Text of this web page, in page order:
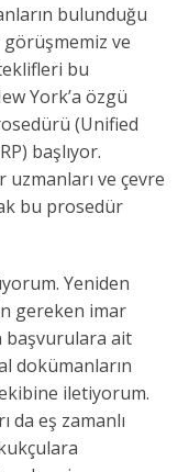
bulunduğu
ve
bu
York’a özgü
(Unified
başlıyor.
ve çevre
bu prosedür
Yeniden
gereken imar
başvurulara ait
dokümanların
iletiyorum.
da eş zamanlı